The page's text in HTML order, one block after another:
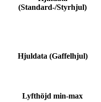
(Standard-/Styrhjul)
Hjuldata (Gaffelhjul)
Lyfthöjd min-max